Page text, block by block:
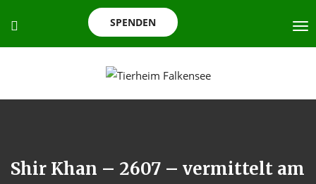
SPENDEN
Shir Khan – 2607 – vermittelt am